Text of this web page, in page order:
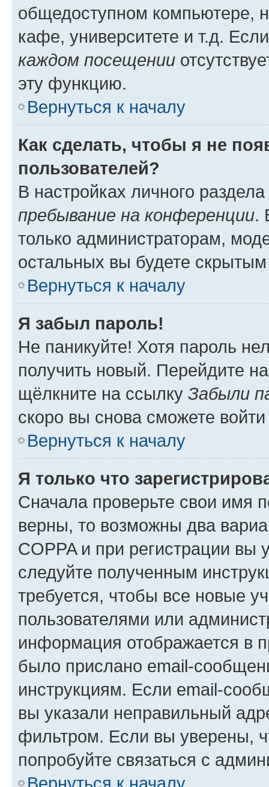
общедоступном компьютере,
кафе, университете и т.д.
каждом посещении
эту функцию.
Вернуться к началу
Как сделать, чтобы я не
пользователей?
В настройках личного
пребывание на конференции.
только администраторам,
остальных вы будете
Вернуться к началу
Я забыл пароль!
Не паникуйте! Хотя пароль
получить новый. Перейдите
щёлкните на ссылку Забыли
скоро вы снова сможете
Вернуться к началу
Я только что
Сначала проверьте свои имя
верны, то возможны два
COPPA и при регистрации вы
следуйте полученным
требуется, чтобы все новые
пользователями или
информация отображается в
было прислано email-
инструкциям. Если email-
вы указали неправильный
фильтром. Если вы уверены,
попробуйте связаться с
Вернуться к началу